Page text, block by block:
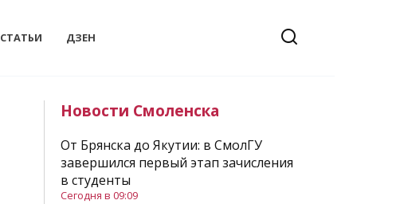
СТАТЬИ ДЗЕН
Новости Смоленска
От Брянска до Якутии: в СмолГУ
завершился первый этап зачисления
в студенты
Сегодня в 09:09